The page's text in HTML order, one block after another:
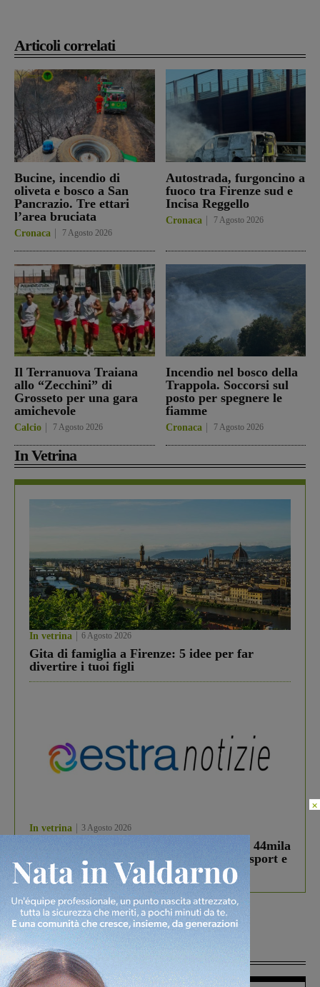
Articoli correlati
Bucine, incendio di
oliveta e bosco a San
Pancrazio. Tre ettari
l’area bruciata
Cronaca 7 Agosto 2026
Autostrada, furgoncino a
fuoco tra Firenze sud e
Incisa Reggello
Cronaca 7 Agosto 2026
Il Terranuova Traiana
allo “Zecchini” di
Grosseto per una gara
amichevole
Calcio 7 Agosto 2026
Incendio nel bosco della
Trappola. Soccorsi sul
posto per spegnere le
fiamme
Cronaca 7 Agosto 2026
In Vetrina
In vetrina 6 Agosto 2026
Gita di famiglia a Firenze: 5 idee per far
divertire i tuoi figli
In vetrina 3 Agosto 2026
Estra Notizie agosto: Smart Cities, oltre 44mila
studenti coinvolti, torna il bando per lo sport e
debutta il podcast Estrair
Più lette
×